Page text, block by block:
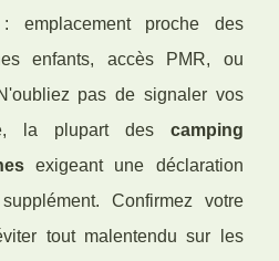
emplacement proche des
enfants, accès PMR, ou
pas de signaler vos
la plupart des camping
exigeant une déclaration
Confirmez votre
tout malentendu sur les